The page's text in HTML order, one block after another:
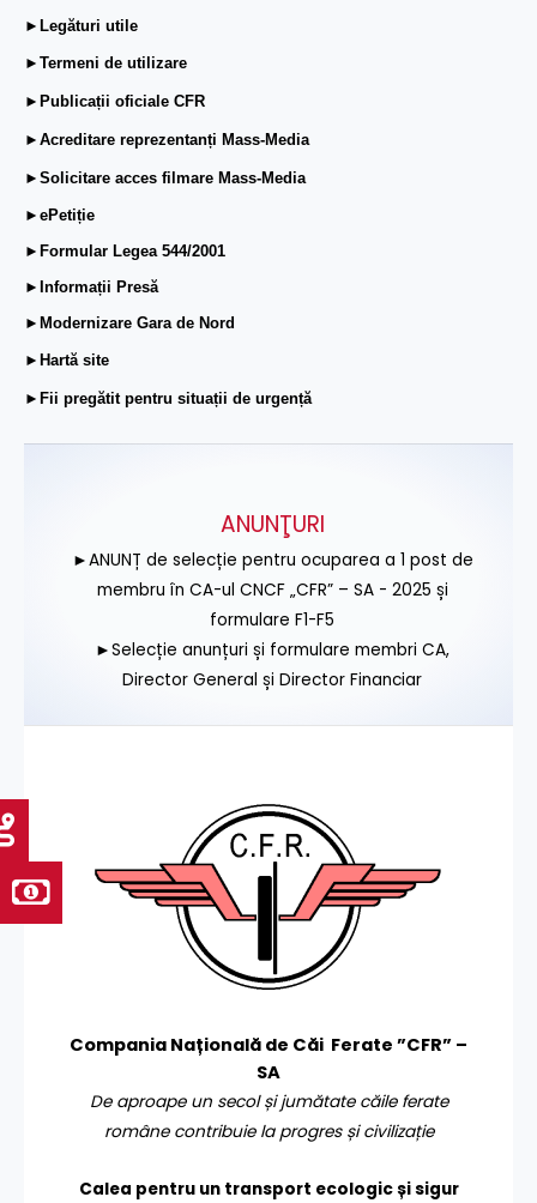
►Legături utile
►Termeni de utilizare
►Publicații oficiale CFR
►Acreditare reprezentanți Mass-Media
►Solicitare acces filmare Mass-Media
►ePetiție
►Formular Legea 544/2001
►Informații Presă
►Modernizare Gara de Nord
►Hartă site
►Fii pregătit pentru situații de urgență
ANUNŢURI
►ANUNȚ de selecție pentru ocuparea a 1 post de
membru în CA-ul CNCF „CFR” – SA - 2025 și
formulare F1-F5
►Selecție anunțuri și formulare membri CA,
Director General și Director Financiar
Compania Națională de Căi Ferate ”CFR” –
SA
De aproape un secol și jumătate căile ferate
române contribuie la progres și civilizație
Calea pentru un transport ecologic și sigur